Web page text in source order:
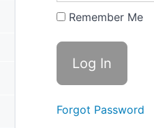
Remember Me
Forgot Password